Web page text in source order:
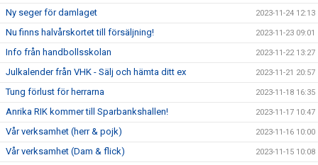
Ny seger för damlaget 2023-11-24 12:13
Nu finns halvårskortet till försäljning! 2023-11-23 09:01
Info från handbollsskolan 2023-11-22 13:27
Julkalender från VHK - Sälj och hämta ditt ex 2023-11-21 20:57
Tung förlust för herrarna 2023-11-18 16:35
Anrika RIK kommer till Sparbankshallen! 2023-11-17 10:47
Vår verksamhet (herr & pojk) 2023-11-16 10:00
Vår verksamhet (Dam & flick) 2023-11-15 10:08